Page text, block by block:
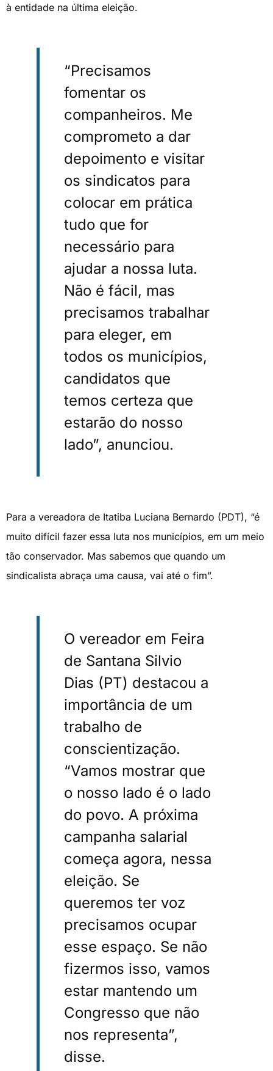
à entidade na última eleição.
“Precisamos
fomentar os
companheiros. Me
comprometo a dar
depoimento e visitar
os sindicatos para
colocar em prática
tudo que for
necessário para
ajudar a nossa luta.
Não é fácil, mas
precisamos trabalhar
para eleger, em
todos os municípios,
candidatos que
temos certeza que
estarão do nosso
lado”, anunciou.
Para a vereadora de Itatiba Luciana Bernardo (PDT), “é
muito difícil fazer essa luta nos municípios, em um meio
tão conservador. Mas sabemos que quando um
sindicalista abraça uma causa, vai até o fim”.
O vereador em Feira
de Santana Silvio
Dias (PT) destacou a
importância de um
trabalho de
conscientização.
“Vamos mostrar que
o nosso lado é o lado
do povo. A próxima
campanha salarial
começa agora, nessa
eleição. Se
queremos ter voz
precisamos ocupar
esse espaço. Se não
fizermos isso, vamos
estar mantendo um
Congresso que não
nos representa”,
disse.